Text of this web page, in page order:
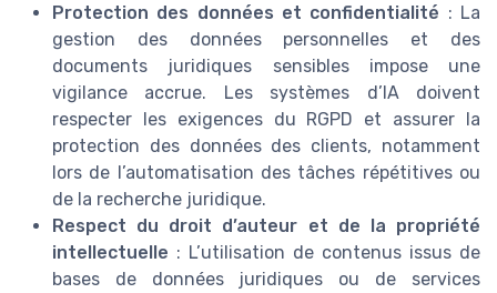
Protection des données et confidentialité : La
gestion des données personnelles et des
documents juridiques sensibles impose une
vigilance accrue. Les systèmes d’IA doivent
respecter les exigences du RGPD et assurer la
protection des données des clients, notamment
lors de l’automatisation des tâches répétitives ou
de la recherche juridique.
Respect du droit d’auteur et de la propriété
intellectuelle : L’utilisation de contenus issus de
bases de données juridiques ou de services